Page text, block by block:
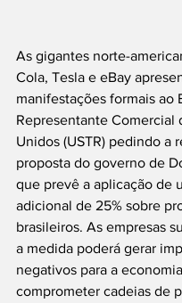
As gigantes norte-
Cola, Tesla e eBay
manifestações formais ao
Representante Comercial
Unidos (USTR) pedindo a
proposta do governo de
que prevê a aplicação de
adicional de 25% sobre
brasileiros. As empresas
a medida poderá gerar
negativos para a
comprometer cadeias de